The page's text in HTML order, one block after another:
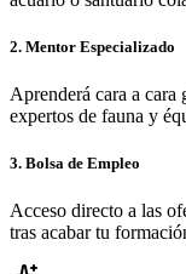
2. Mentor Especializado
Aprenderá cara a
expertos de fauna y
3. Bolsa de Empleo
Acceso directo a las
tras acabar tu